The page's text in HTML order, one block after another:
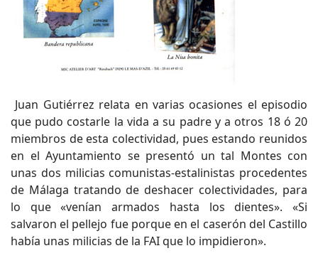
Juan Gutiérrez relata en varias ocasiones el episodio
que pudo costarle la vida a su padre y a otros 18 ó 20
miembros de esta colectividad, pues estando reunidos
en el Ayuntamiento se presentó un tal Montes con
unas dos milicias comunistas-estalinistas procedentes
de Málaga tratando de deshacer colectividades, para
lo que «venían armados hasta los dientes». «Si
salvaron el pellejo fue porque en el caserón del Castillo
había unas milicias de la FAI que lo impidieron».